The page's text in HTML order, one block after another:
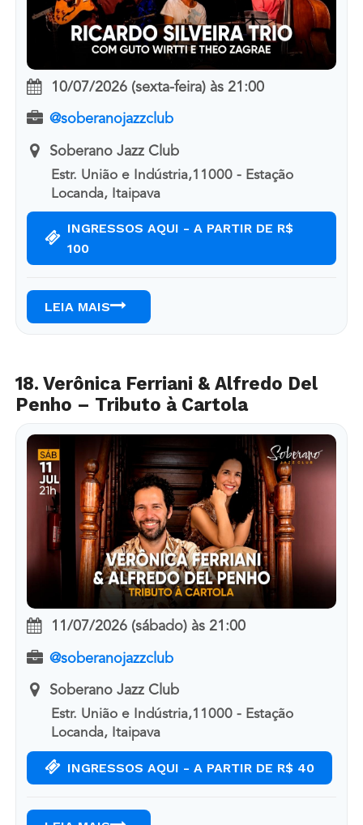
10/07/2026 (sexta-feira) às 21:00
@soberanojazzclub
Soberano Jazz Club
Estr. União e Indústria,11000 - Estação
Locanda, Itaipava
INGRESSOS AQUI - A PARTIR DE R$
100
LEIA MAIS
18. Verônica Ferriani & Alfredo Del
Penho – Tributo à Cartola
11/07/2026 (sábado) às 21:00
@soberanojazzclub
Soberano Jazz Club
Estr. União e Indústria,11000 - Estação
Locanda, Itaipava
INGRESSOS AQUI - A PARTIR DE R$ 40